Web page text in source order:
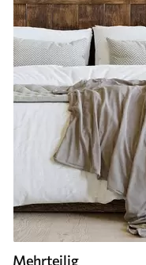
Mehrteilig